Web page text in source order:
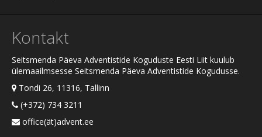
Kontakt
Seitsmenda Päeva Adventistide Koguduste Eesti Liit kuulub
ülemaailmsesse Seitsmenda Päeva Adventistide Kogudusse.
Tondi 26, 11316, Tallinn
(+372) 734 3211
office(ät)advent.ee